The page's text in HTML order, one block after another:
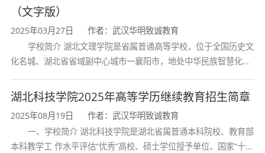
考试合格者，由学校颁发国家教育部统一印制的
成人教育本科毕业证书，国家承认学历,对于符合
学位要求的学生颁发学士学位证。
就业前景
该专业所在的学科具有道路与铁道工程、交通信
息工程及控制、交通运输规划与管理、载运工具
（文字版）
2025年03月27日
作者：武汉华明致诚教育
学校简介 湖北文理学院是省属普通高等学校，位于全国历史文
化名城、湖北省省域副中心城市一襄阳市，地处中华民族智慧化身
学校、全国普通
湖北科技学院2025年高等学历继续教育招生简章
2025年08月19日
作者：武汉华明致诚教育
一、学校简介 湖北科技学院是湖北省属普通本科院校、教育部
本科教学工 作水平评估“优秀”高校、硕士学位授予单位、国家“十三